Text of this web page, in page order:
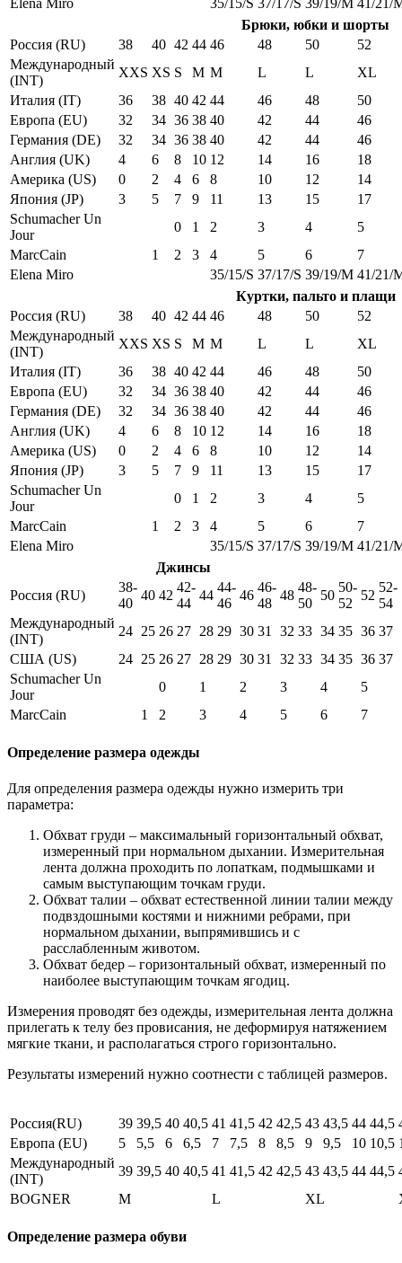
Elena Miro 35/15/S 37/17/S 39/19/M 41/21/
Брюки, юбки и шорты
Россия (RU)
38 40 42 44 46 48 50
52
Международный
(INT)
XXS XS S M M L L
XL
Италия (IT)
36 38 40 42 44 46 48
50
Европа (EU)
32 34 36 38 40 42 44
46
Германия (DE)
32 34 36 38 40 42 44
46
Англия (UK)
4 6 8 10 12 14 16
18
Америка (US)
0 2 4 6 8 10 12
14
Япония (JP)
3 5 7 9 11 13 15
17
Schumacher Un
Jour
0 1 2 3 4
5
MarcCain
1 2 3 4 5 6
7
Elena Miro
35/15/S 37/17/S 39/19/M 41/21/
Куртки, пальто и плащи
Россия (RU)
38 40 42 44 46 48 50
52
Международный
(INT)
XXS XS S M M L L
XL
Италия (IT)
36 38 40 42 44 46 48
50
Европа (EU)
32 34 36 38 40 42 44
46
Германия (DE)
32 34 36 38 40 42 44
46
Англия (UK)
4 6 8 10 12 14 16
18
Америка (US)
0 2 4 6 8 10 12
14
Япония (JP)
3 5 7 9 11 13 15
17
Schumacher Un
Jour
0 1 2 3 4
5
MarcCain
1 2 3 4 5 6
7
Elena Miro
35/15/S 37/17/S 39/19/M 41/21/
Джинсы
Россия (RU)
38-
40
40 42
42-
44
44
44-
46
46
46-
48
48
48-
50
50
50-
52
52
52-
54
Международный
(INT)
24 25 26 27 28 29 30 31 32 33 34 35 36 37
США (US)
24 25 26 27 28 29 30 31 32 33 34 35 36 37
Schumacher Un
Jour
0 1 2 3 4
5
MarcCain
1 2 3 4 5 6 7
Определение размера одежды
Для определения размера одежды нужно измерить три
параметра:
Обхват груди – максимальный горизонтальный обхват,
измеренный при нормальном дыхании. Измерительная
лента должна проходить по лопаткам, подмышками и
самым выступающим точкам груди.
Обхват талии – обхват естественной линии талии между
подвздошными костями и нижними ребрами, при
нормальном дыхании, выпрямившись и с
расслабленным животом.
Обхват бедер – горизонтальный обхват, измеренный по
наиболее выступающим точкам ягодиц.
Измерения проводят без одежды, измерительная лента должна
прилегать к телу без провисания, не деформируя натяжением
мягкие ткани, и располагаться строго горизонтально.
Результаты измерений нужно соотнести с таблицей размеров.
Россия(RU) 39 39,5 40 40,5 41 41,5 42 42,5 43 43,5 44 44,5
Европа (EU)
5 5,5 6 6,5 7 7,5 8 8,5 9 9,5 10 10,5
Международный
(INT)
39 39,5 40 40,5 41 41,5 42 42,5 43 43,5 44 44,5
BOGNER
M L XL
Определение размера обуви